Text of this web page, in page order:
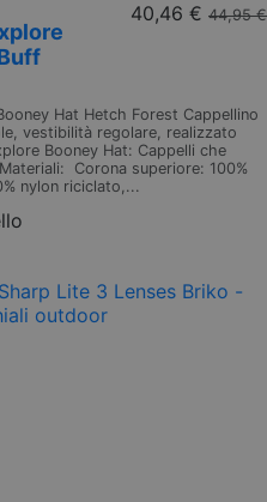
40,46 € 44,95 €
Hat Hetch Forest Cappellino
vestibilità regolare, realizzato
Booney Hat: Cappelli che
Corona superiore: 100%
nylon riciclato,...